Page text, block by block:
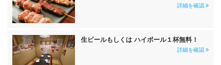
詳細を確認
生ビールもしくは ハイボール１杯無料！
詳細を確認